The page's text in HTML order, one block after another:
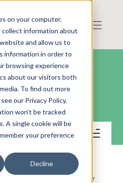
on your computer.
collect information about
and allow us to
information in order to
browsing experience
about our visitors both
To find out more
our Privacy Policy.
won’t be tracked
A single cookie will be
your preference
Decline
AB
Bolaget bedriver